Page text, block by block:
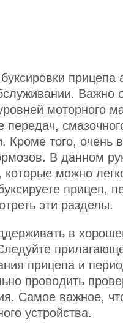
прицепа
Важно
моторного
передач,
того, очень
В данном
которые можно
прицеп,
эти разделы.
в
прицепа и
проводить
Самое важное,
устройства.